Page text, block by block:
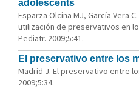
adolescents
Esparza Olcina MJ, García Vera
utilización de preservativos en
Pediatr. 2009;5:41.
El preservativo entre los
Madrid J. El preservativo entre
2009;5:34.